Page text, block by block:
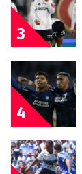
3
4